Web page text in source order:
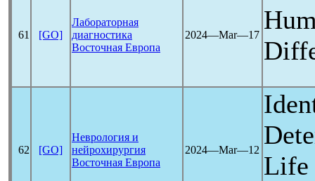
61 [GO]
Лабораторная
диагностика
Восточная Европа
2024―Mar―17
62 [GO]
Неврология и
нейрохирургия
Восточная Европа
2024―Mar―12
Life